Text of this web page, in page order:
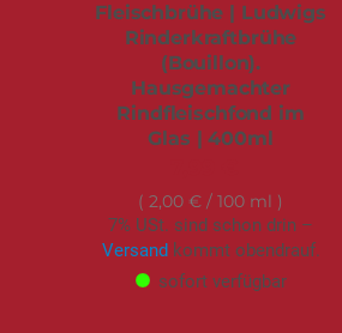
Fleischbrühe | Ludwigs
Rinderkraftbrühe
(Bouillon).
Hausgemachter
Rindfleischfond im
Glas | 400ml
2,00 € / 100 ml
7% USt. sind schon drin –
Versandkommt obendrauf.
sofort verfügbar